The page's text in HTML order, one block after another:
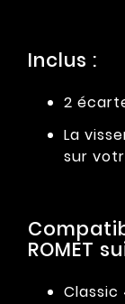
Inclus :
2
La
sur
ROMET
Classic